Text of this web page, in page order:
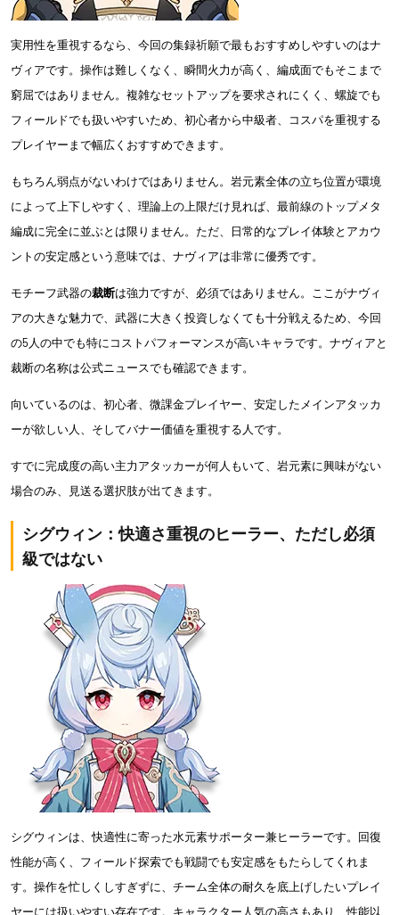
実用性を重視するなら、今回の集録祈願で最もおすすめしやすいのはナ
ヴィアです。操作は難しくなく、瞬間火力が高く、編成面でもそこまで
窮屈ではありません。複雑なセットアップを要求されにくく、螺旋でも
フィールドでも扱いやすいため、初心者から中級者、コスパを重視する
プレイヤーまで幅広くおすすめできます。
もちろん弱点がないわけではありません。岩元素全体の立ち位置が環境
によって上下しやすく、理論上の上限だけ見れば、最前線のトップメタ
編成に完全に並ぶとは限りません。ただ、日常的なプレイ体験とアカウ
ントの安定感という意味では、ナヴィアは非常に優秀です。
モチーフ武器の裁断は強力ですが、必須ではありません。ここがナヴィ
アの大きな魅力で、武器に大きく投資しなくても十分戦えるため、今回
の5人の中でも特にコストパフォーマンスが高いキャラです。ナヴィアと
裁断の名称は公式ニュースでも確認できます。
向いているのは、初心者、微課金プレイヤー、安定したメインアタッカ
ーが欲しい人、そしてバナー価値を重視する人です。
すでに完成度の高い主力アタッカーが何人もいて、岩元素に興味がない
場合のみ、見送る選択肢が出てきます。
シグウィン：快適さ重視のヒーラー、ただし必須
級ではない
シグウィンは、快適性に寄った水元素サポーター兼ヒーラーです。回復
性能が高く、フィールド探索でも戦闘でも安定感をもたらしてくれま
す。操作を忙しくしすぎずに、チーム全体の耐久を底上げしたいプレイ
ヤーには扱いやすい存在です。キャラクター人気の高さもあり、性能以